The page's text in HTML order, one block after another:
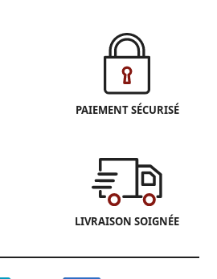
PAIEMENT SÉCURISÉ
LIVRAISON SOIGNÉE